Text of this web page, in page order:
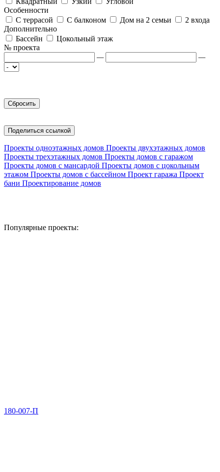
Особенности
С террасой
С балконом Дом на 2 семьи
2 входа
Дополнительно
Бассейн
Цокольный этаж
№ проекта
—
—
Поделиться ссылкой
Проекты одноэтажных домов Проекты двухэтажных домов
Проекты трехэтажных домов Проекты домов с гаражом
Проекты домов с мансардой Проекты домов с цокольным
этажом Проекты домов с бассейном Проект гаража Проект
бани Проектирование домов
Популярные проекты:
180-007-П